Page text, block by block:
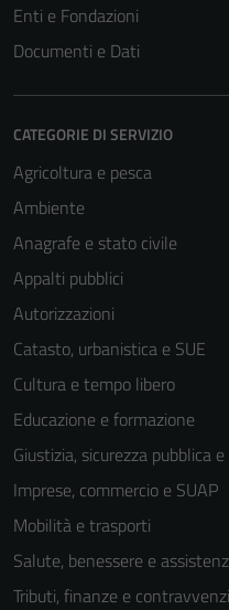
Enti e Fondazioni
Documenti e Dati
CATEGORIE DI SERVIZIO
Agricoltura e pesca
Ambiente
Anagrafe e stato civile
Appalti pubblici
Autorizzazioni
Catasto, urbanistica e SUE
Cultura e tempo libero
Educazione e formazione
Giustizia, sicurezza pubblica
Imprese, commercio e SUAP
Mobilità e trasporti
Salute, benessere e
Tributi, finanze e